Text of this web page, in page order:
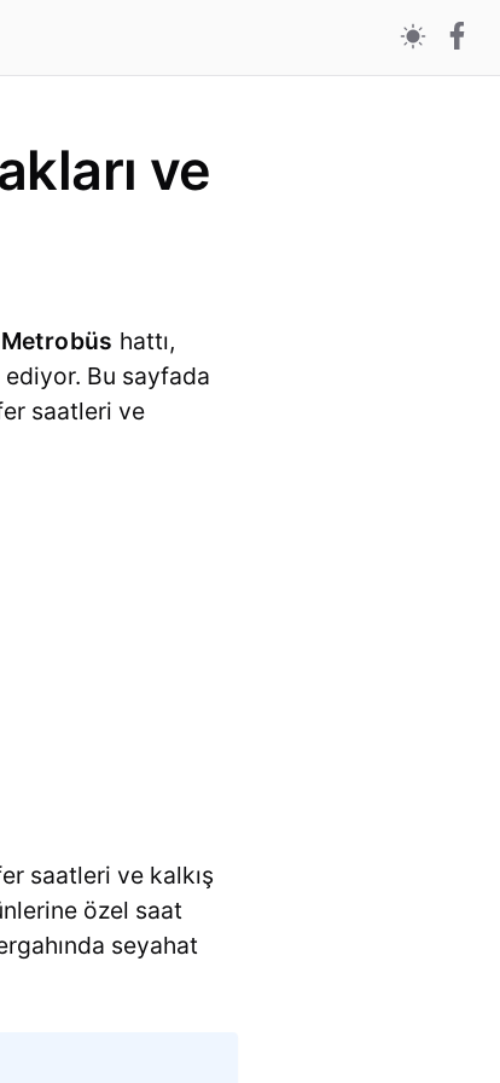
ve
hattı,
Bu sayfada
saatleri ve
saatleri ve kalkış
özel saat
seyahat